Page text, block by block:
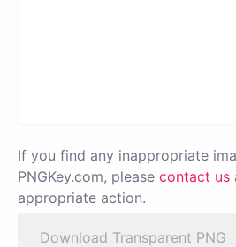
If you find any inappropriate
PNGKey.com, please contact us
appropriate action.
Download Transparent PNG